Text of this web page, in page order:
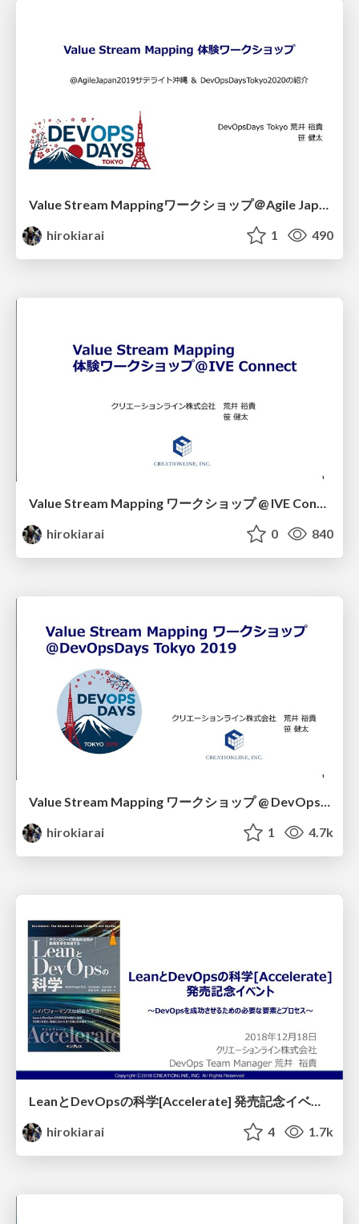
hirokiarai
1 490
Value Stream Mapping ワークショップ @ IVE Connect
hirokiarai
0 840
Value Stream Mapping ワークショップ @ DevOpsDays Tokyo 2019
hirokiarai
1 4.7k
LeanとDevOpsの科学[Accelerate] 発売記念イベント～DevOpsを成功させるための必要な要素とプロセス～
hirokiarai
4 1.7k